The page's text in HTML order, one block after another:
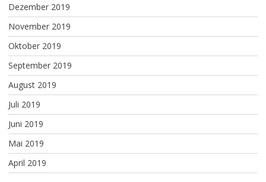
Dezember 2019
November 2019
Oktober 2019
September 2019
August 2019
Juli 2019
Juni 2019
Mai 2019
April 2019